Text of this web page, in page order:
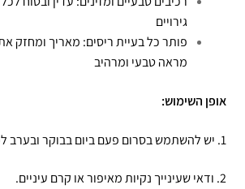
גירויים
פותר כל בעיית ריסים: מאריך ומחזק
מראה טבעי ומרהיב
אופן השימוש:
1. יש להשתמש בסרום פעם ביום בבוקר ובערב לפני השינה.
2. ודאי שעינייך נקיות מאיפור או קרם עיניים.